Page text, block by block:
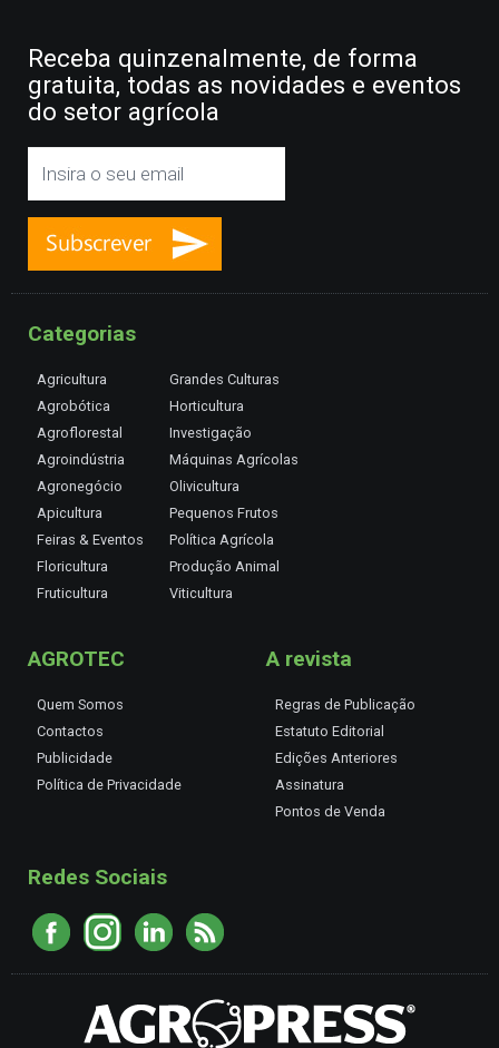
Receba quinzenalmente, de forma
gratuita, todas as novidades e eventos
do setor agrícola
Categorias
Agricultura
Agrobótica
Agroflorestal
Agroindústria
Agronegócio
Apicultura
Feiras & Eventos
Floricultura
Fruticultura
Grandes Culturas
Horticultura
Investigação
Máquinas Agrícolas
Olivicultura
Pequenos Frutos
Política Agrícola
Produção Animal
Viticultura
AGROTEC
Quem Somos
Contactos
Publicidade
Política de Privacidade
A revista
Regras de Publicação
Estatuto Editorial
Edições Anteriores
Assinatura
Pontos de Venda
Redes Sociais